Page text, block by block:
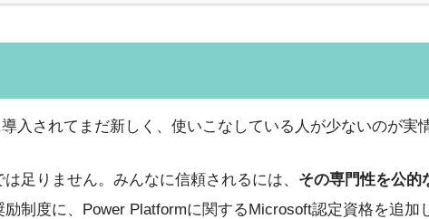
入されてまだ新しく、使いこなしている人が少ないのが
足りません。みんなに信頼されるには、 その専門性を公的
制度に、Power Platformに関するMicrosoft認定資格を追加